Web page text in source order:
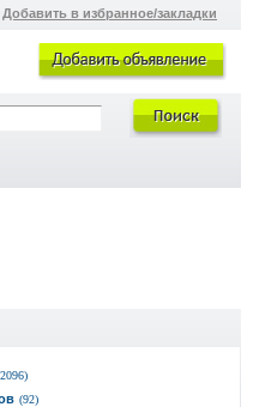
Добавить в избранное/закладки
(92)